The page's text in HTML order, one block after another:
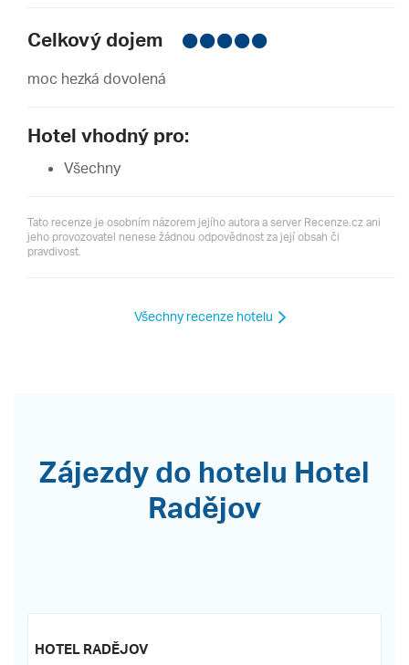
Celkový dojem
moc hezká dovolená
Hotel vhodný pro:
Všechny
Tato recenze je osobním názorem jejího autora a server Recenze.cz ani
jeho provozovatel nenese žádnou odpovědnost za její obsah či
pravdivost.
Všechny recenze hotelu
Zájezdy do hotelu Hotel
Radějov
HOTEL RADĚJOV